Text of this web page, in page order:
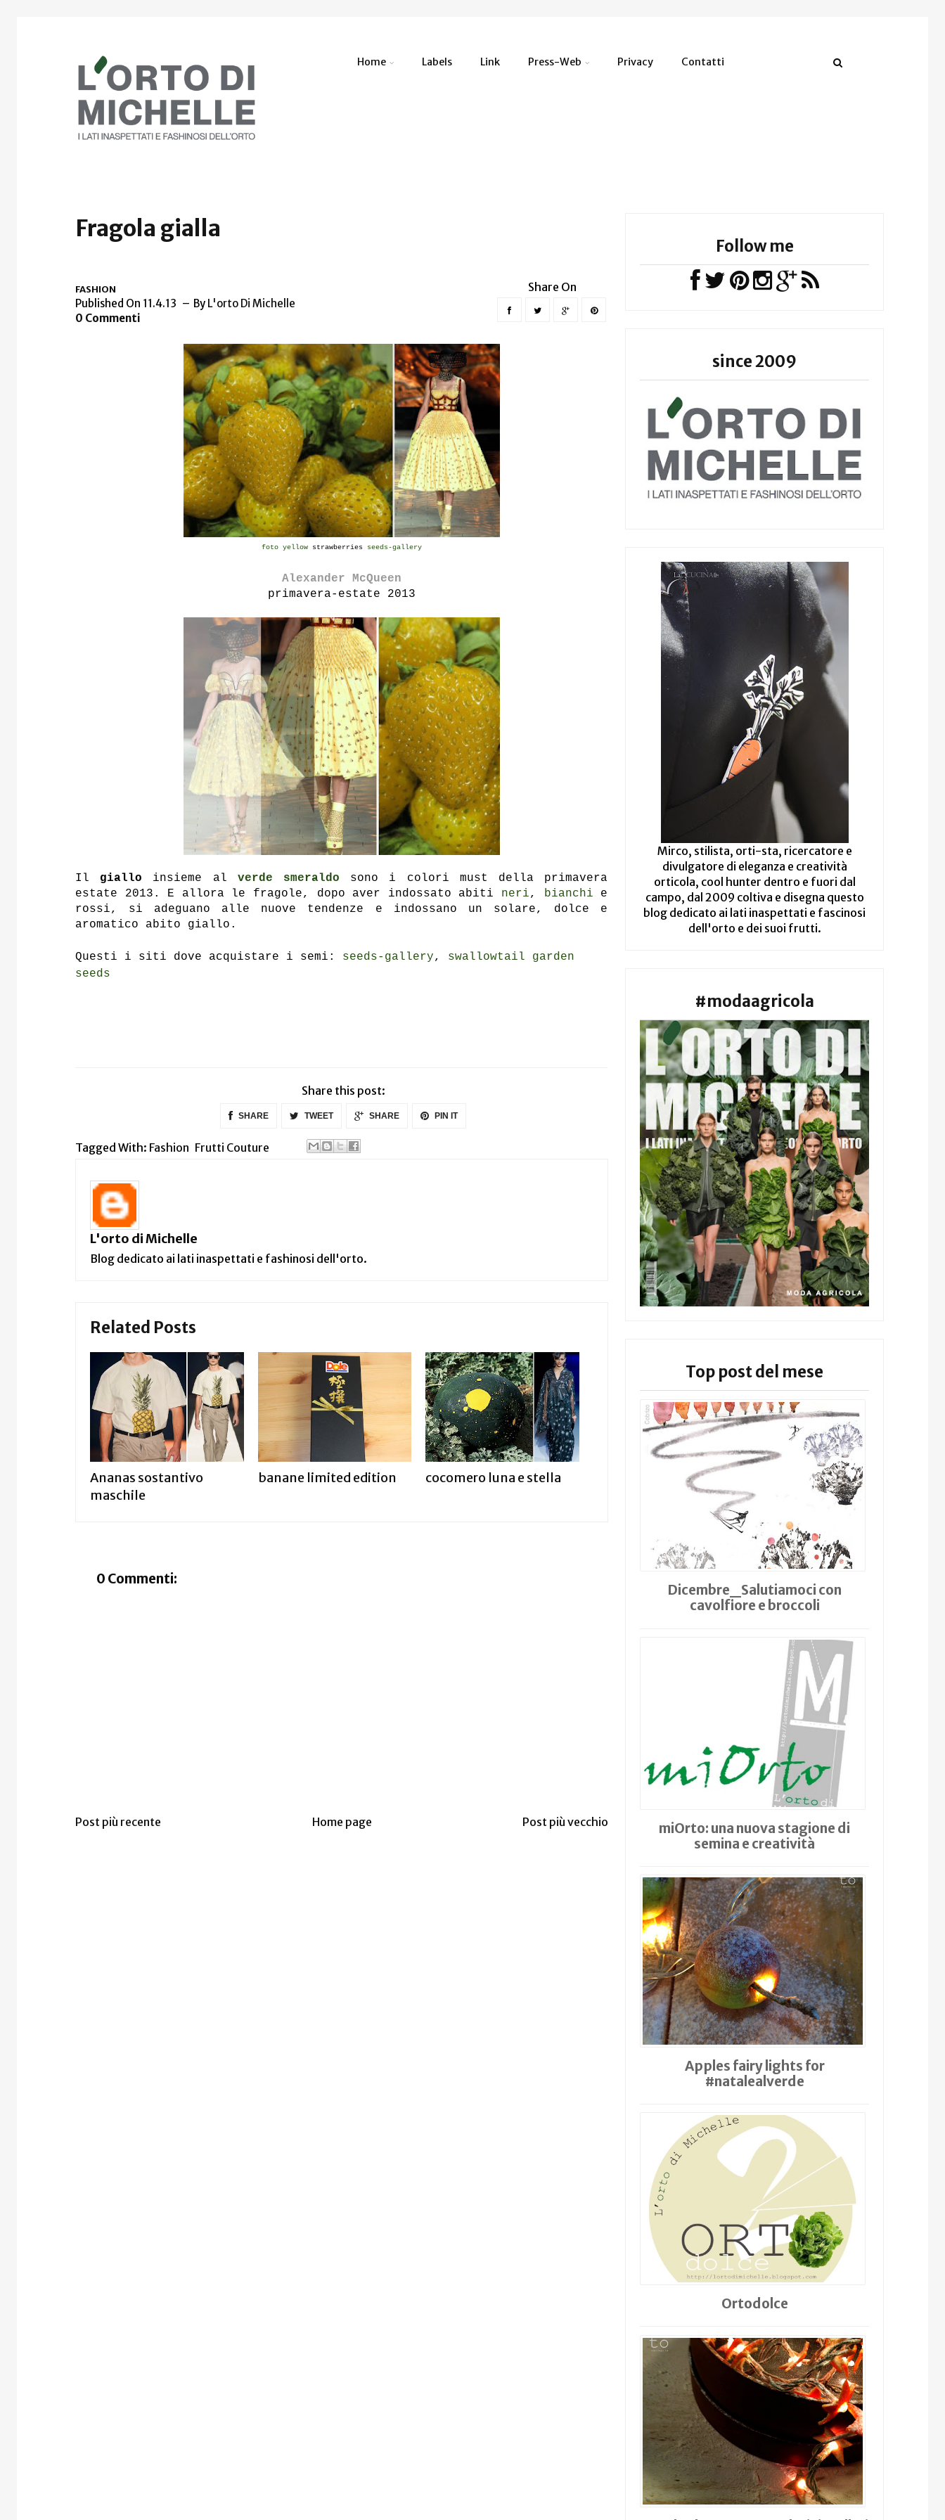
Home Labels Link Press-Web Privacy Contatti
Fragola gialla
FASHION
Published On 11.4.13 By L'orto Di Michelle
0 Commenti
foto yellowstrawberries seeds-gallery
Alexander McQueen
primavera-estate 2013
Il giallo insieme al verde smeraldo sono i colori must della primavera
estate 2013. E allora le fragole, dopo aver indossato abiti neri, bianchi e
rossi, si adeguano alle nuove tendenze e indossano un solare, dolce e
aromatico abito giallo.
Questi i siti dove acquistare i semi: seeds-gallery, swallowtail garden
seeds
Share this post:
SHARE TWEET SHARE PIN IT
Tagged With: Fashion Frutti Couture
L'orto di Michelle
Blog dedicato ai lati inaspettati e fashinosi dell'orto.
Related Posts
Ananas sostantivo
maschile
banane limited edition cocomero luna e stella
0 Commenti:
Post più recente Home page Post più vecchio
Follow me
since 2009
Mirco, stilista, orti-sta, ricercatore e
divulgatore di eleganza e creatività
orticola, cool hunter dentro e fuori dal
campo, dal 2009 coltiva e disegna questo
blog dedicato ai lati inaspettati e fascinosi
dell'orto e dei suoi frutti.
#modaagricola
Top post del mese
Dicembre_Salutiamoci con
cavolfiore e broccoli
miOrto: una nuova stagione di
semina e creatività
Apples fairy lights for
#natalealverde
Ortodolce